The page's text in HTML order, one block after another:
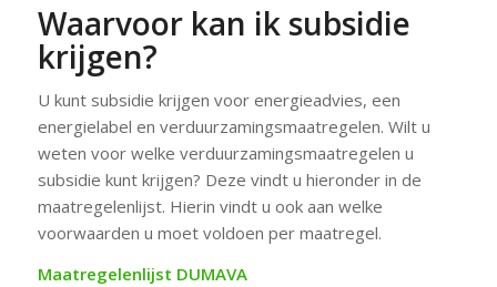
Waarvoor kan ik subsidie
krijgen?
U kunt subsidie krijgen voor energieadvies, een
energielabel en verduurzamingsmaatregelen. Wilt u
weten voor welke verduurzamingsmaatregelen u
subsidie kunt krijgen? Deze vindt u hieronder in de
maatregelenlijst. Hierin vindt u ook aan welke
voorwaarden u moet voldoen per maatregel.
Maatregelenlijst DUMAVA